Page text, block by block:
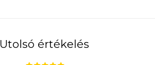
Utolsó értékelés